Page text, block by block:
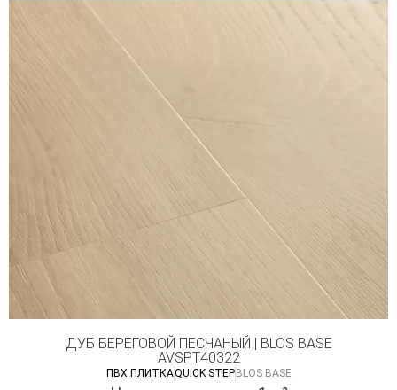
ДУБ БЕРЕГОВОЙ ПЕСЧАНЫЙ | BLOS BASE
AVSPT40322
ПВХ ПЛИТКАQUICK STEP BLOS BASE